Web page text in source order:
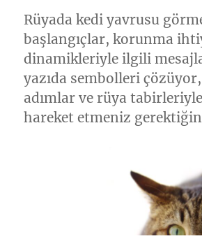
Rüyada kedi yavrusu
başlangıçlar, korunma
dinamikleriyle ilgili
yazıda sembolleri
adımlar ve rüya
hareket etmeniz